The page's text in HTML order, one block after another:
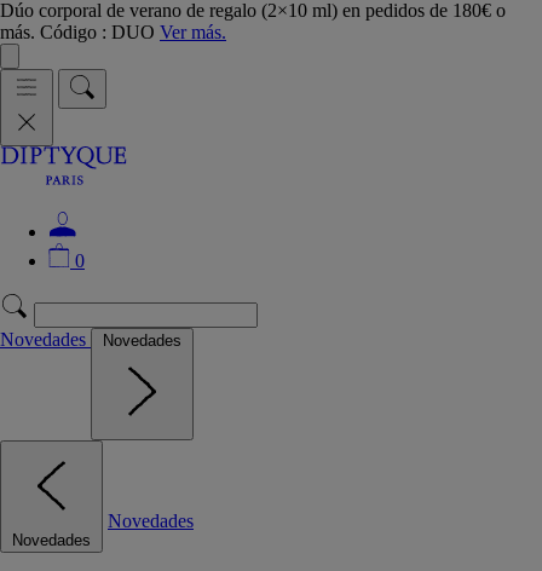
Dúo corporal de verano de regalo (2×10 ml) en pedidos de 180€ o
más. Código : DUO Ver más.
0
Novedades Novedades
Novedades
Novedades